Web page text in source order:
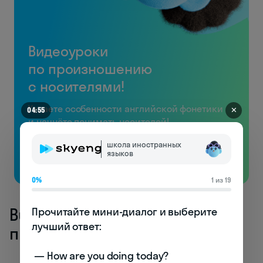
Видеоуроки
по произношению
с носителями!
Узнаете особенности английской фонетики
и начнёте понимать носителей!
Бесплатно
Businessman [ˈbɪznəsmæn] —
предприниматель
04:50 ✕
школа иностранных
языков
0% 1 из 19
Прочитайте мини-диалог и выберите
лучший ответ: